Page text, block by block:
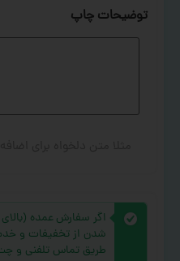
توضیحات چاپ
شدن از تخفیفات و
طریق تماس تلفنی و